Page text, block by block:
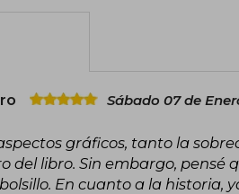
de
Sábado 07 de
gráficos, tanto la
del libro. Sin embargo, pensé
En cuanto a la historia,